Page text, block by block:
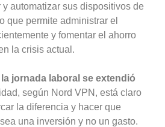
y automatizar sus dispositivos de
que permite administrar el
y fomentar el ahorro
la crisis actual.
jornada laboral se extendió
según Nord VPN, está claro
la diferencia y hacer que
una inversión y no un gasto.